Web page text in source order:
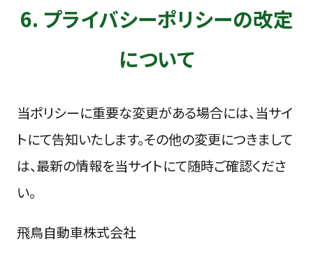
6. プライバシーポリシーの改定
について
当ポリシーに重要な変更がある場合には、当サイ
トにて告知いたします。その他の変更につきまして
は、最新の情報を当サイトにて随時ご確認くださ
い。
飛鳥自動車株式会社